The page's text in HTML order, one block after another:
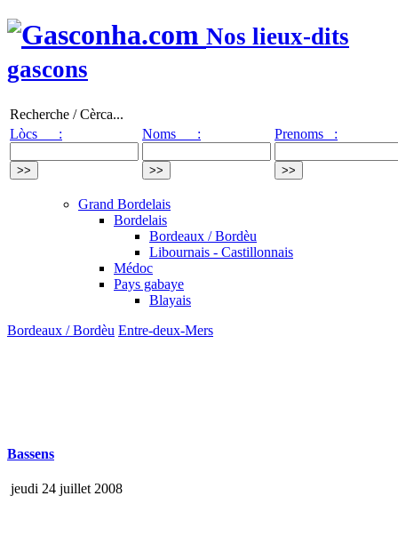
Nos lieux-dits
gascons
Recherche / Cèrca...
Lòcs :
Noms : Prenoms :
Grand Bordelais
Bordelais
Bordeaux / Bordèu
Libournais - Castillonnais
Médoc
Pays gabaye
Blayais
Bordeaux / Bordèu Entre-deux-Mers
Bassens
jeudi 24 juillet 2008